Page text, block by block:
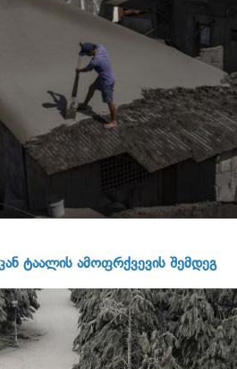
ტაალის ამოფრქვევის შემდეგ